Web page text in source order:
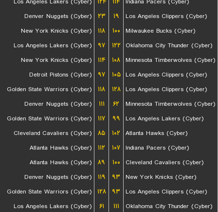
Denver Nuggets (Cyber)
۲۳ ۱۹
Los Angeles Clippers (Cyber)
New York Knicks (Cyber)
۱۱۸ ۱۰۰
Milwaukee Bucks (Cyber)
Los Angeles Lakers (Cyber)
۹۷ ۱۲۲
Oklahoma City Thunder (Cyber)
New York Knicks (Cyber)
۱۱۴ ۱۰۸ Minnesota Timberwolves (Cyber)
Detroit Pistons (Cyber)
۹۷ ۱۰۵ Los Angeles Clippers (Cyber)
Golden State Warriors (Cyber)
۱۱۸ ۱۲۸ Los Angeles Clippers (Cyber)
Denver Nuggets (Cyber)
۱۱۱ ۶۲
Minnesota Timberwolves (Cyber)
Golden State Warriors (Cyber)
۱۱۷ ۹۹
Los Angeles Lakers (Cyber)
Cleveland Cavaliers (Cyber)
۸۵ ۱۰۲
Atlanta Hawks (Cyber)
Atlanta Hawks (Cyber)
۱۱۲ ۱۰۷ Indiana Pacers (Cyber)
Atlanta Hawks (Cyber)
۸۹ ۱۰۰
Cleveland Cavaliers (Cyber)
Denver Nuggets (Cyber)
۱۱۹ ۹۳
New York Knicks (Cyber)
Golden State Warriors (Cyber)
۱۲۸ ۹۳
Los Angeles Clippers (Cyber)
Los Angeles Lakers (Cyber)
۶۱ ۱۱۱ Oklahoma City Thunder (Cyber)